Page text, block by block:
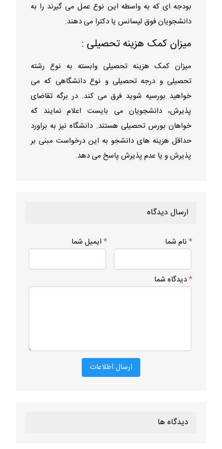
بودجه ای که به واسطه این نوع عمل می گیرند را به
دانشجویان فوق لیسانس یا دکترا می دهند.
میزان کمک هزینه تحصیلی :
میزان کمک هزینه تحصیلی وابسته به نوع رشته
تحصیلی و درجه تحصیلی و نوع دانشگاهی که می
خواهید بورسیه شوید فرق می کند. در برگه تقاضای
پذیرش، دانشجویان می بایست اعلام نمایند که
خواهان بورس تحصیلی هستند. دانشگاه نیز به براورد
حداقل هزینه های دانشجو به این درخواست مبنی بر
پذیرش و یا عدم پذیرش پاسخ می دهد.
ارسال دیدگاه
* نام شما *ایمیل شما
*دیدگاه شما
دیدگاه ها